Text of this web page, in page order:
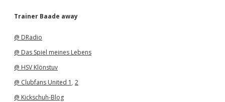
h
Trainer Baade away
@ DRadio
@ Das Spiel meines Lebens
@ HSV Klönstuv
@ Clubfans United 1 , 2
@ Kickschuh-Blog